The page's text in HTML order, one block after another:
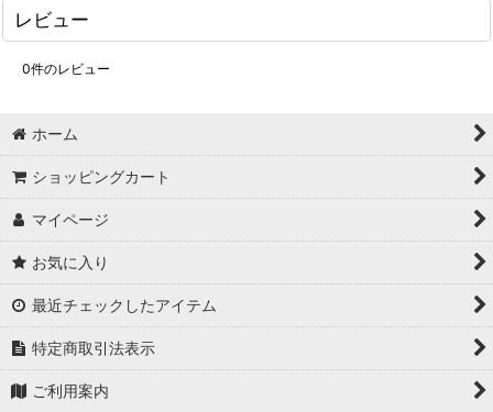
レビュー
0件のレビュー
ホーム
ショッピングカート
マイページ
お気に入り
最近チェックしたアイテム
特定商取引法表示
ご利用案内